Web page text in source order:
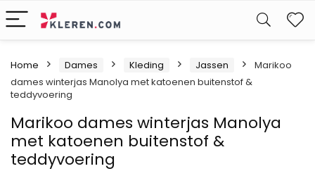
Home Dames Kleding Jassen
Marikoo
dames winterjas Manolya met katoenen buitenstof &
teddyvoering
Marikoo dames winterjas Manolya
met katoenen buitenstof &
teddyvoering